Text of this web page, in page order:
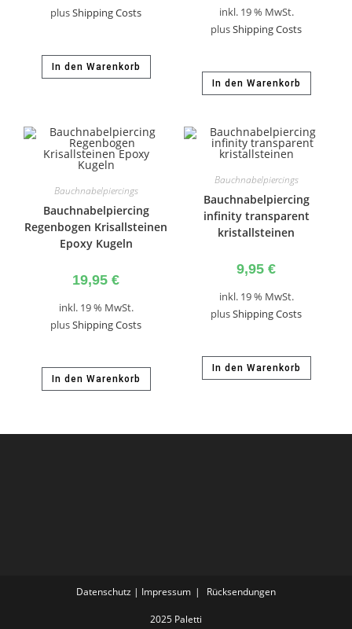
plusShipping Costs
In den Warenkorb
inkl. 19 % MwSt.
plusShipping Costs
In den Warenkorb
Bauchnabelpiercings
Bauchnabelpiercing
Regenbogen Krisallsteinen
Epoxy Kugeln
19,95 €
inkl. 19 % MwSt.
plusShipping Costs
In den Warenkorb
Bauchnabelpiercings
Bauchnabelpiercing
infinity transparent
kristallsteinen
9,95 €
inkl. 19 % MwSt.
plusShipping Costs
In den Warenkorb
Datenschutz | Impressum Rücksendungen
2025 Paletti